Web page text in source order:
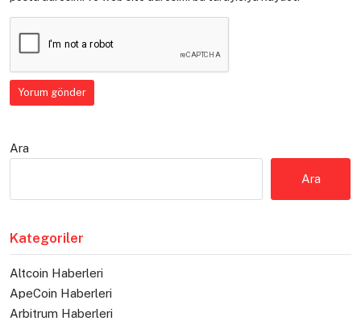
Ara
Ara
Kategoriler
Altcoin Haberleri
ApeCoin Haberleri
Arbitrum Haberleri